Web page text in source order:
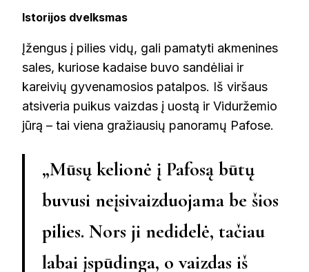
Istorijos dvelksmas
Įžengus į pilies vidų, gali pamatyti akmenines
sales, kuriose kadaise buvo sandėliai ir
kareivių gyvenamosios patalpos. Iš viršaus
atsiveria puikus vaizdas į uostą ir Viduržemio
jūrą – tai viena gražiausių panoramų Pafose.
„Mūsų kelionė į Pafosą būtų
buvusi neįsivaizduojama be šios
pilies. Nors ji nedidelė, tačiau
labai įspūdinga, o vaizdas iš